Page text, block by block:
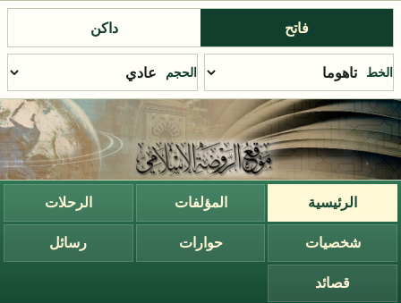
فاتح داكن
الخط الحجم
الرئيسية المؤلفات الرحلات
شخصيات حوارات رسائل
قصائد